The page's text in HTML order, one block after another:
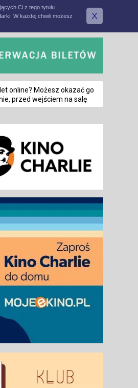
Ci z tego tytułu
W każdej chwili możesz
X
online? Możesz okazać go
przed wejściem na salę